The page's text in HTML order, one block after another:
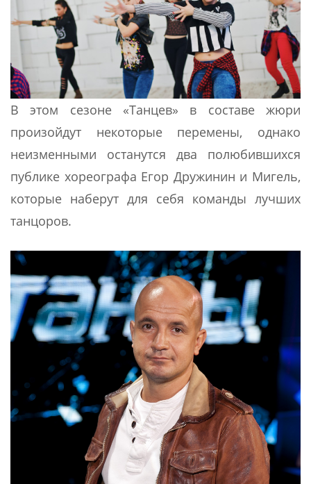
В этом сезоне «Танцев» в составе жюри
произойдут некоторые перемены, однако
неизменными останутся два полюбившихся
публике хореографа Егор Дружинин и Мигель,
которые наберут для себя команды лучших
танцоров.